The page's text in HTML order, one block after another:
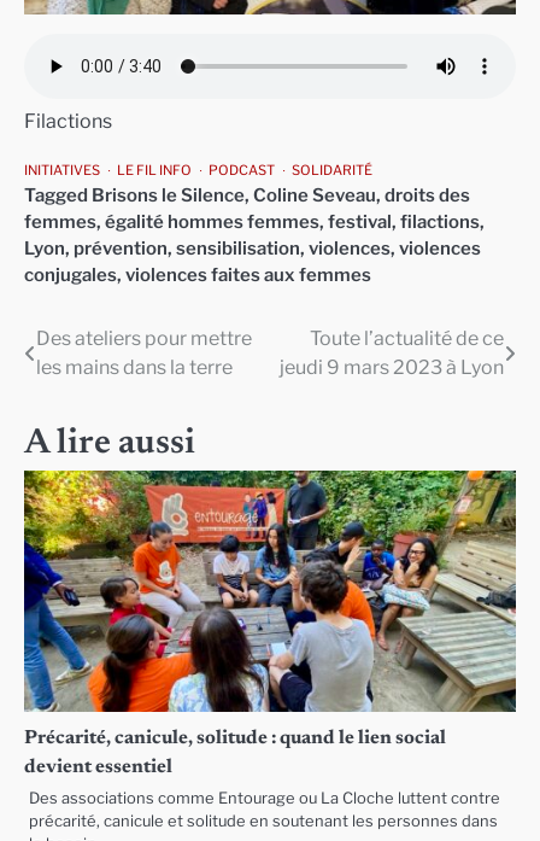
Filactions
INITIATIVES LE FIL INFO PODCAST SOLIDARITÉ
Tagged Brisons le Silence, Coline Seveau, droits des
femmes, égalité hommes femmes, festival, filactions,
Lyon, prévention, sensibilisation, violences, violences
conjugales, violences faites aux femmes
Navigation
l’article
Des ateliers pour mettre
les mains dans la terre
Toute l’actualité de ce
jeudi 9 mars 2023 à Lyon
A lire aussi
Précarité, canicule, solitude : quand le lien social
devient essentiel
Des associations comme Entourage ou La Cloche luttent contre
précarité, canicule et solitude en soutenant les personnes dans